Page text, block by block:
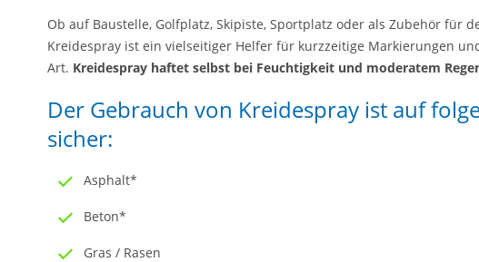
Ob auf Baustelle, Golfplatz, Skipiste, Sportplatz oder als Zubehör für
Kreidespray ist ein vielseitiger Helfer für kurzzeitige Markierungen
Art. Kreidespray haftet selbst bei Feuchtigkeit und moderatem
Der Gebrauch von Kreidespray ist auf
sicher:
Asphalt*
Beton*
Gras / Rasen